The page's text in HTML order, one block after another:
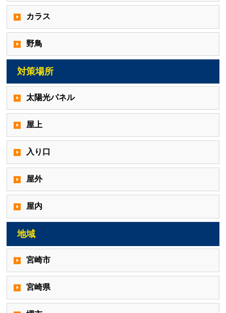
カラス
野鳥
対策場所
太陽光パネル
屋上
入り口
屋外
屋内
地域
宮崎市
宮崎県